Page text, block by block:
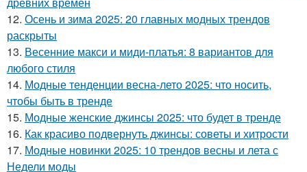
12. Осень и зима 2025: 20 главных модных трендов
раскрыты
13. Весенние макси и миди-платья: 8 вариантов для
любого стиля
14. Модные тенденции весна-лето 2025: что носить,
чтобы быть в тренде
15. Модные женские джинсы 2025: что будет в тренде
16. Как красиво подвернуть джинсы: советы и хитрости
17. Модные новинки 2025: 10 трендов весны и лета с
Недели моды